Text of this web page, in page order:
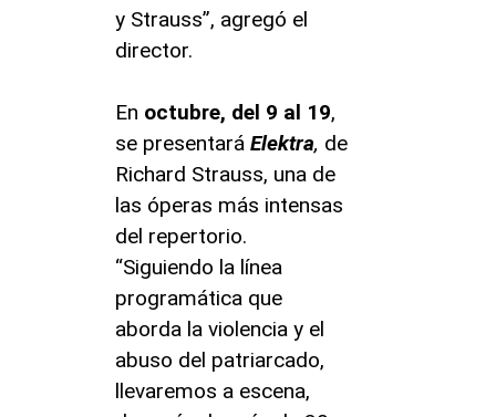
y Strauss”, agregó el
director.
En octubre, del 9 al 19,
se presentará Elektra, de
Richard Strauss, una de
las óperas más intensas
del repertorio.
“Siguiendo la línea
programática que
aborda la violencia y el
abuso del patriarcado,
llevaremos a escena,